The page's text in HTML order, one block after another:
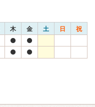
木 金 土 日 祝